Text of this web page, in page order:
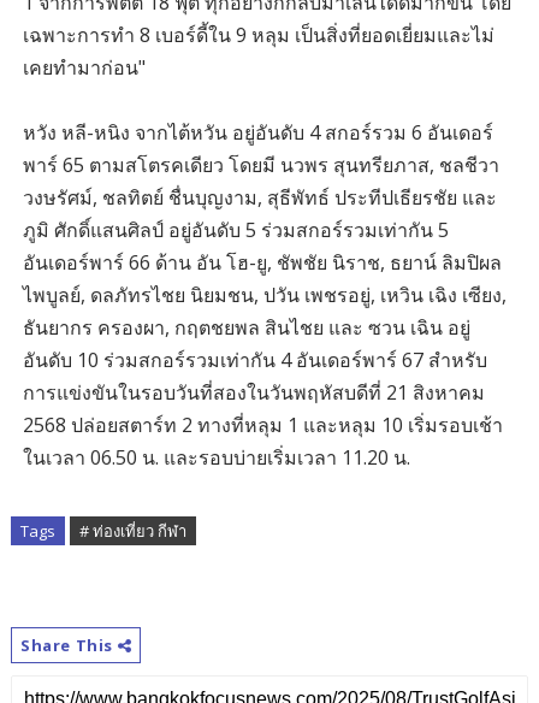
เฉพาะการทำ 8 เบอร์ดี้ใน 9 หลุม เป็นสิ่งที่ยอดเยี่ยมและไม่
เคยทำมาก่อน"
หวัง หลี-หนิง จากไต้หวัน อยู่อันดับ 4 สกอร์รวม 6 อันเดอร์
พาร์ 65 ตามสโตรคเดียว โดยมี นวพร สุนทรียภาส, ชลชีวา
วงษรัศม์, ชลทิตย์ ชื่นบุญงาม, สุธีพัทธ์ ประทีปเธียรชัย และ
ภูมิ ศักดิ์แสนศิลป์ อยู่อันดับ 5 ร่วมสกอร์รวมเท่ากัน 5
อันเดอร์พาร์ 66 ด้าน อัน โฮ-ยู, ชัพชัย นิราช, ธยาน์ ลิมปิผล
ไพบูลย์, ดลภัทรไชย นิยมชน, ปวัน เพชรอยู่, เหวิน เฉิง เซียง,
ธันยากร ครองผา, กฤตชยพล สินไชย และ ซวน เฉิน อยู่
อันดับ 10 ร่วมสกอร์รวมเท่ากัน 4 อันเดอร์พาร์ 67 สำหรับ
การแข่งขันในรอบวันที่สองในวันพฤหัสบดีที่ 21 สิงหาคม
2568 ปล่อยสตาร์ท 2 ทางที่หลุม 1 และหลุม 10 เริ่มรอบเช้า
ในเวลา 06.50 น. และรอบบ่ายเริ่มเวลา 11.20 น.
Tags # ท่องเที่ยว กีฬา
Share This